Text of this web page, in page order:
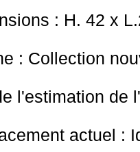
: H. 42 x
: Collection
l'estimation de
actuel :